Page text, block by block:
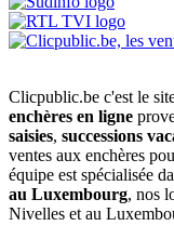
Clicpublic.be c'est le
enchères en ligne
saisies, successions
ventes aux enchères
équipe est spécialisée
au Luxembourg, nos
Nivelles et au